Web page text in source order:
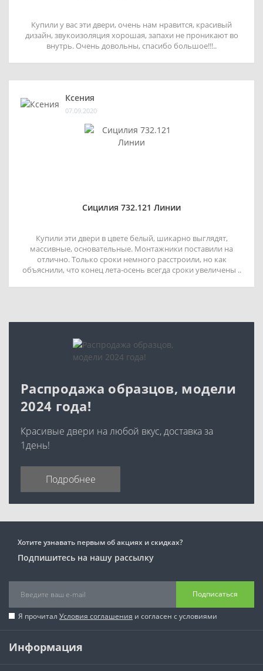
Купили у вас эти двери, очень нам нравится, красивый
дизайн, звукоизоляция хорошая, запахи не проникают во
внутрь. Очень довольны, спасибо большое!!!..
Ксения
07.09.2020
Сицилия 732.121 Линии
Купили эти двери в цвете белый, шикарно выглядят,
массивные, основательные. Монтажники поставили на
отлично. Только сроки немного расстроили, но как
объяснили, что конец лета-осень всегда сроки увеличены ..
Распродажа образцов, модели
2024 года!
Красивые двери на любой вкус, доставка за
1день!
Подробнее
Хотите узнавать первым об акциях и скидках?
Подпишитесь на нашу рассылку
Подписаться
Я прочитал Условия соглашения и согласен с условиями
Информация